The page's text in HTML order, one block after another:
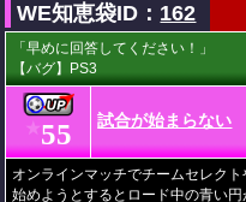
WE知恵袋ID： 162
「早めに回答してください！」
【バグ】PS3
★55 試合が始まらない
オンラインマッチでチームセレク
始めようとするとロード中の青い